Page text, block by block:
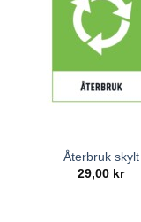
Återbruk skylt
29,00 kr